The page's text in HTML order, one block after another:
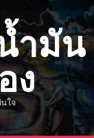
ำมัน
ง
ใจ